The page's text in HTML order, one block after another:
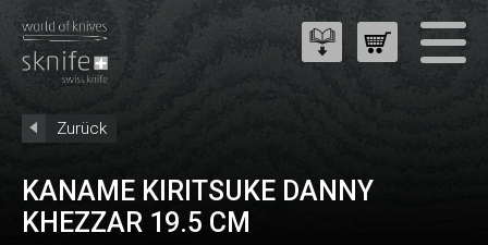
Zurück
KANAME KIRITSUKE DANNY
KHEZZAR 19.5 CM